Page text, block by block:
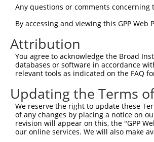
Any questions or comments
By accessing and viewing this GPP
Attribution
You agree to acknowledge the Broad
databases or software in accordance
relevant tools as indicated on the FAQ
Updating the Terms
We reserve the right to update these
of any changes by placing a notice on
revision will appear on this, the "GPP
our online services. We will also make